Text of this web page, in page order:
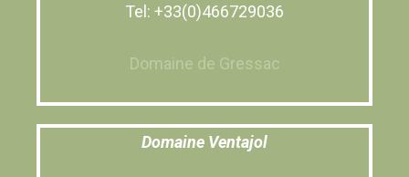
Tel: +33(0)466729036
Domaine de Gressac
Domaine Ventajol